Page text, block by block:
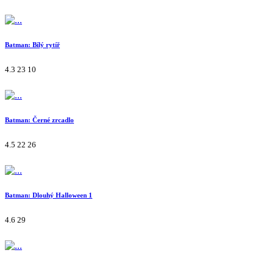
Batman: Bílý rytíř
4.3 23 10
Batman: Černé zrcadlo
4.5 22 26
Batman: Dlouhý Halloween 1
4.6 29